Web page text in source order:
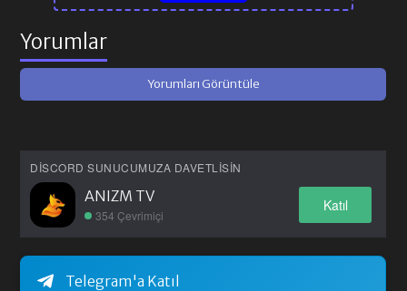
Yorumlar
Yorumları Görüntüle
DISCORD SUNUCUMUZA DAVETLISIN
ANIZM TV
354 Çevrimiçi
Katıl
Telegram'a Katıl